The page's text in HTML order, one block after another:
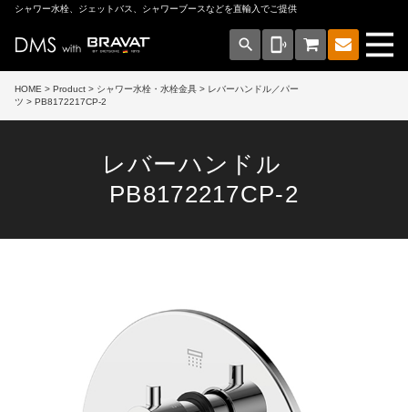
シャワー水栓、ジェットバス、シャワーブースなどを直輸入でご提供
search phonelink_ring
HOME > Product > シャワー水栓・水栓金具 > レバーハンドル／パー
ツ > PB8172217CP-2
レバーハンドル
PB8172217CP-2